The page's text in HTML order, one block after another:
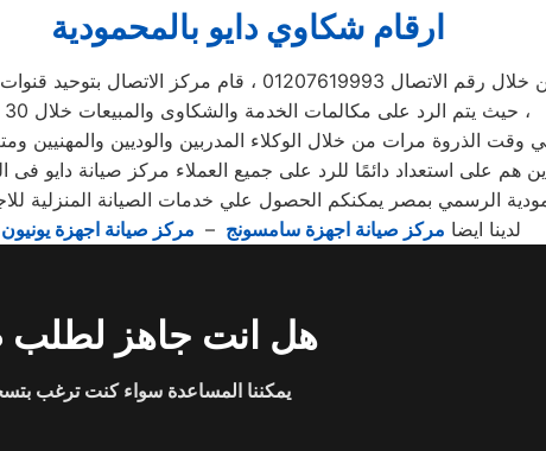
ارقام شكاوي دايو بالمحمودية
رقم الاتصال 01207619993 ، قام مركز الاتصال بتوحيد قنوات الاتصال
حيث يتم الرد على مكالمات الخدمة والشكاوى والمبيعات خلال 30 ثانية ،
وقت الذروة مرات من خلال الوكلاء المدربين والوديين والمهنيين
هم على استعداد دائمًا للرد على جميع العملاء مركز صيانة دايو فى
الرسمي بمصر يمكنكم الحصول علي خدمات الصيانة المنزلية
لدينا ايضا مركز صيانة اجهزة سامسونج – مركز صيانة اجهزة يونيون
هل انت جاهز لطلب
يمكننا المساعدة سواء كنت ترغب